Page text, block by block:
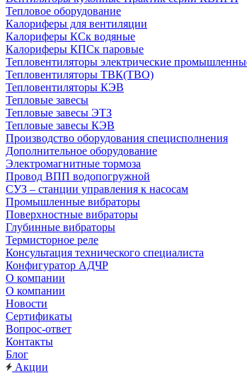
Тепловое оборудование
Калориферы для вентиляции
Калориферы КСк водяные
Калориферы КПСк паровые
Тепловентиляторы электрические
Тепловентиляторы ТВК(ТВО)
Тепловентиляторы КЭВ
Тепловые завесы
Тепловые завесы ЭТЗ
Тепловые завесы КЭВ
Производство оборудования специсполнения
Дополнительное оборудование
Электромагнитные тормоза
Провод ВПП водопогружной
СУЗ – станции управления к насосам
Промышленные вибраторы
Поверхностные вибраторы
Глубинные вибраторы
Термисторное реле
Консультация технического специалиста
Конфигуратор АДЧР
О компании
О компании
Новости
Сертификаты
Вопрос-ответ
Контакты
Блог
Акции